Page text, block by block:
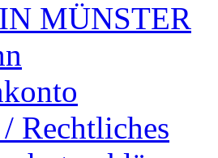
MÜNSTER
Rechtliches